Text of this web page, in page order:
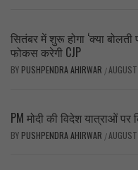
सितंबर में शुरू होगा ‘क्या बोलती
फोकस करेगी CJP
BY PUSHPENDRA AHIRWAR /
PM मोदी की विदेश यात्राओं
BY PUSHPENDRA AHIRWAR /